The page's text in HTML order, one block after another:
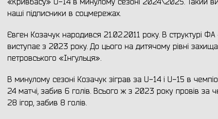
«Кривбасу» U-14 в минулому сезоні 2024\2025. Такий
наші підписники в соцмережах.
Євген Козачук народився 21.02.2011 року. В структурі
виступає з 2023 року. До цього на дитячому рівні
петровського «Інгульця».
В минулому сезоні Козачук зіграв за U-14 і U-15 в
24 матчі, забив 6 голів. Всього ж з 2023 року провів за
28 ігор, забив 8 голів.